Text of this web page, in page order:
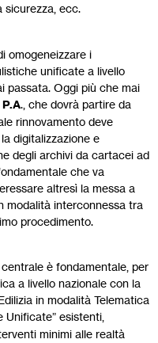
sicurezza, ecc.
omogeneizzare i
unificate a livello
passata. Oggi più che mai
., che dovrà partire da
rinnovamento deve
digitalizzazione e
degli archivi da cartacei ad
che va
altresì la messa a
modalità interconnessa tra
procedimento.
è fondamentale, per
a livello nazionale con la
in modalità Telematica
Unificate” esistenti,
minimi alle realtà